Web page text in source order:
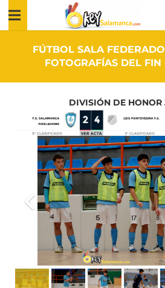
FÚTBOL SALA
FOTOGRAFÍAS DEL
DIVISIÓN DE HONOR